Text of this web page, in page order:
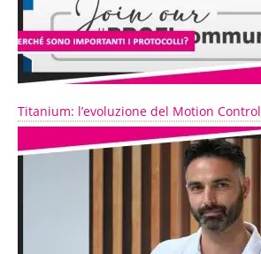
Titanium: l’evoluzione del Motion Control